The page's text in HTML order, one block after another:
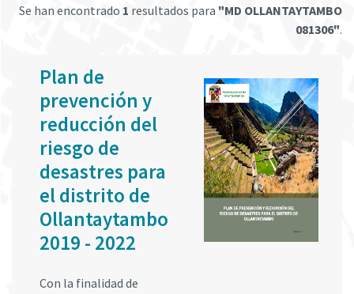
Se han encontrado 1 resultados para "MD OLLANTAYTAMBO
081306".
Plan de
prevención y
reducción del
riesgo de
desastres para
el distrito de
Ollantaytambo
2019 - 2022
Con la finalidad de